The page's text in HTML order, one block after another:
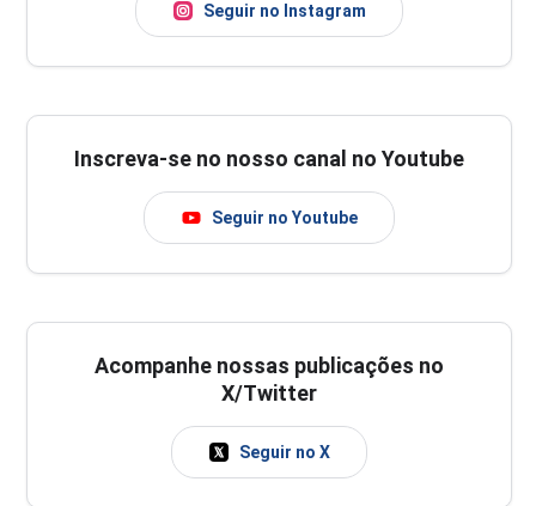
Seguir no Instagram
Inscreva-se no nosso canal no Youtube
Seguir no Youtube
Acompanhe nossas publicações no
X/Twitter
Seguir no X